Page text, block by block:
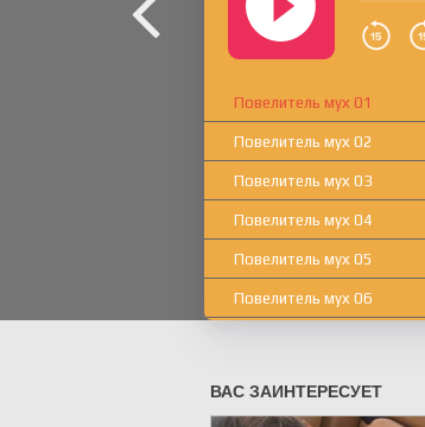
Повелитель мух 01
Повелитель мух 02
Повелитель мух 03
Повелитель мух 04
Повелитель мух 05
Повелитель мух 06
Повелитель мух 09